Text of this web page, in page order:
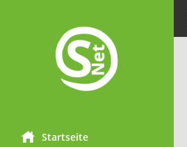
Startseite